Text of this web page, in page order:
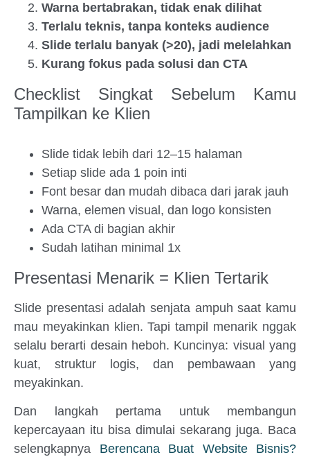
Warna bertabrakan, tidak enak dilihat
Terlalu teknis, tanpa konteks audience
Slide terlalu banyak (>20), jadi melelahkan
Kurang fokus pada solusi dan CTA
Checklist Singkat Sebelum Kamu
Tampilkan ke Klien
Slide tidak lebih dari 12–15 halaman
Setiap slide ada 1 poin inti
Font besar dan mudah dibaca dari jarak jauh
Warna, elemen visual, dan logo konsisten
Ada CTA di bagian akhir
Sudah latihan minimal 1x
Presentasi Menarik = Klien Tertarik
Slide presentasi adalah senjata ampuh saat kamu
mau meyakinkan klien. Tapi tampil menarik nggak
selalu berarti desain heboh. Kuncinya: visual yang
kuat, struktur logis, dan pembawaan yang
meyakinkan.
Dan langkah pertama untuk membangun
kepercayaan itu bisa dimulai sekarang juga. Baca
selengkapnya Berencana Buat Website Bisnis?